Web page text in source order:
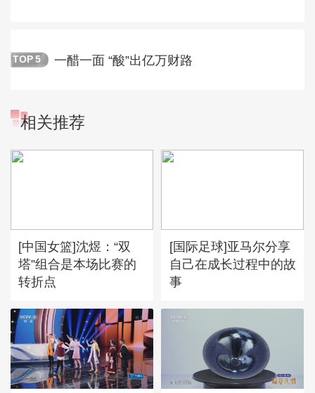
TOP 5 一醋一面 “酸”出亿万财路
相关推荐
[中国女篮]沈煜：“双
塔”组合是本场比赛的
转折点
[国际足球]亚马尔分享
自己在成长过程中的故
事